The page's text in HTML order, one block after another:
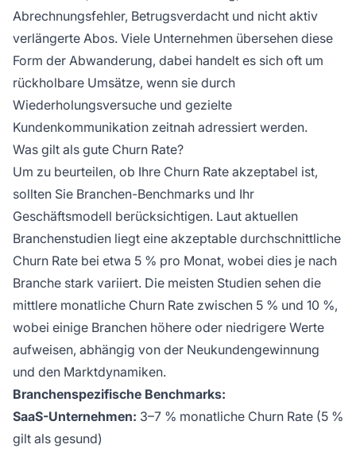
Abrechnungsfehler, Betrugsverdacht und nicht aktiv
verlängerte Abos. Viele Unternehmen übersehen diese
Form der Abwanderung, dabei handelt es sich oft um
rückholbare Umsätze, wenn sie durch
Wiederholungsversuche und gezielte
Kundenkommunikation zeitnah adressiert werden.
Was gilt als gute Churn Rate?
Um zu beurteilen, ob Ihre Churn Rate akzeptabel ist,
sollten Sie Branchen-Benchmarks und Ihr
Geschäftsmodell berücksichtigen. Laut aktuellen
Branchenstudien liegt eine akzeptable durchschnittliche
Churn Rate bei etwa 5 % pro Monat, wobei dies je nach
Branche stark variiert. Die meisten Studien sehen die
mittlere monatliche Churn Rate zwischen 5 % und 10 %,
wobei einige Branchen höhere oder niedrigere Werte
aufweisen, abhängig von der Neukundengewinnung
und den Marktdynamiken.
Branchenspezifische Benchmarks:
SaaS-Unternehmen: 3–7 % monatliche Churn Rate (5 %
gilt als gesund)